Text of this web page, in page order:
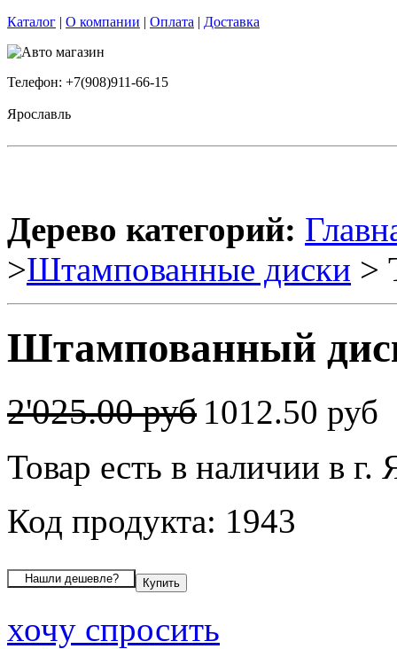
Каталог | О компании | Оплата | Доставка
Телефон: +7(908)911-66-15
Ярославль
Дерево категорий:
>Штампованные диски >
Штампованный
2'025.00 руб 1012.50 руб
Товар есть в наличии в г.
Код продукта: 1943
хочу спросить